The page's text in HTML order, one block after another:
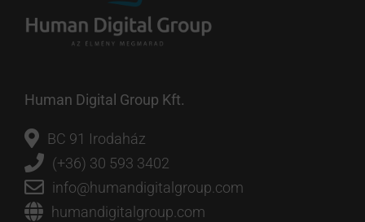
Human Digital Group Kft.
BC 91 Irodaház
(+36) 30 593 3402
info@humandigitalgroup.com
humandigitalgroup.com